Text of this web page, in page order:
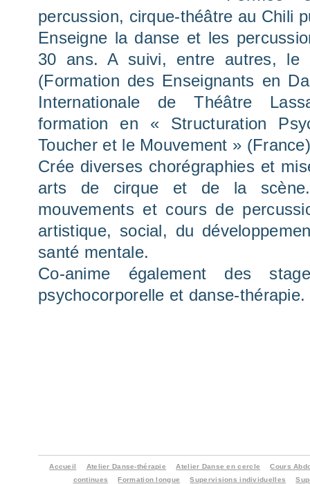
percussion, cirque-théâtre au Chili
Enseigne la danse et les
30 ans. A suivi, entre autres, le
(Formation des Enseignants en
Internationale de Théâtre
formation en « Structuration
Toucher et le Mouvement »
Crée diverses chorégraphies et
arts de cirque et de la
mouvements et cours de
artistique, social, du
santé mentale.
Co-anime également des
psychocorporelle et danse-thérapie.
Accueil Atelier Danse-thérapie Atelier Danse en cercle
Cours
continues
Formation longue Supervisions individuelles